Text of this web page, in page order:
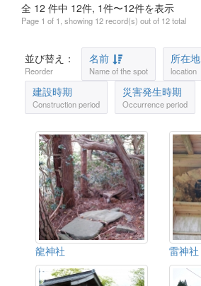
全 12 件中 12件, 1件〜12件を表示
Page 1 of 1, showing 12 record(s) out of 12 total
並び替え：
Reorder
名前
Name of the spot
所在地
location
建設時期
Construction period
災害発生時期
Occurrence period
龍神社 雷神社